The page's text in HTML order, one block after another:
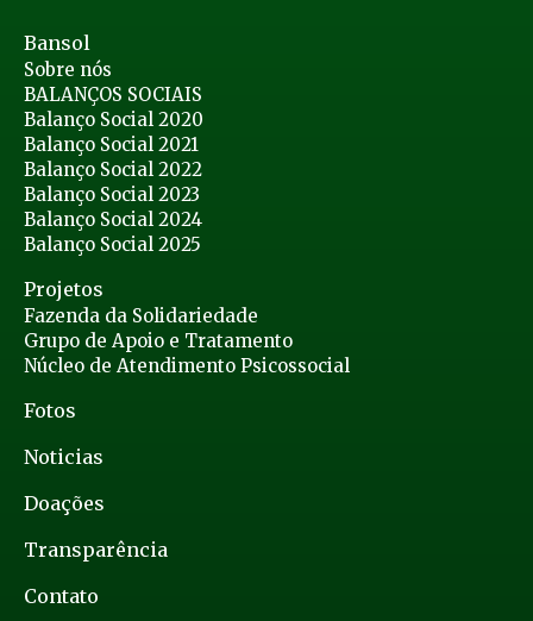
Bansol
Sobre nós
BALANÇOS SOCIAIS
Balanço Social 2020
Balanço Social 2021
Balanço Social 2022
Balanço Social 2023
Balanço Social 2024
Balanço Social 2025
Projetos
Fazenda da Solidariedade
Grupo de Apoio e Tratamento
Núcleo de Atendimento Psicossocial
Fotos
Noticias
Doações
Transparência
Contato